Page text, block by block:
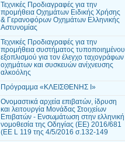
Τεχνικές Προδιαγραφές για την
προμήθεια Οχημάτων Ειδικής Χρήσης
& Γερανοφόρων Οχημάτων Ελληνικής
Αστυνομίας
Τεχνικές Προδιαγραφές για την
προμήθεια συστήματος τυποποιημένου
εξοπλισμού για τον έλεγχο ταχογράφων
οχημάτων και συσκευών ανίχνευσης
αλκοόλης
Πρόγραμμα «ΚΛΕΙΣΘΕΝΗΣ Ι»
Ονομαστικά αρχεία επιβατών, ίδρυση
και λειτουργία Μονάδας Στοιχείων
Επιβατών - Ενσωμάτωση στην ελληνική
νομοθεσία της Οδηγίας (EE) 2016/681
(EE L 119 της 4/5/2016 σ.132-149